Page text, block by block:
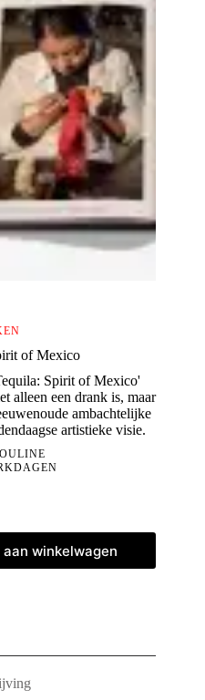
of Mexico
Spirit of Mexico'
alleen een drank is, maar
ambachtelijke
artistieke visie.
winkelwagen